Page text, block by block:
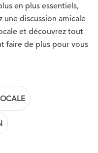
en plus essentiels,
une discussion amicale
et découvrez tout
faire de plus pour vous